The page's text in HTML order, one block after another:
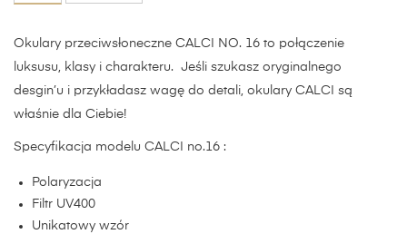
Okulary przeciwsłoneczne CALCI NO. 16 to połączenie
luksusu, klasy i charakteru. Jeśli szukasz oryginalnego
desgin’u i przykładasz wagę do detali, okulary CALCI są
właśnie dla Ciebie!
Specyfikacja modelu CALCI no.16 :
Polaryzacja
Filtr UV400
Unikatowy wzór